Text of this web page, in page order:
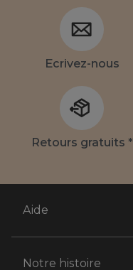
Ecrivez-nous
Retours gratuits *
Aide
Notre histoire